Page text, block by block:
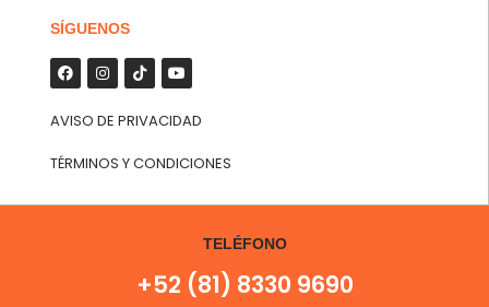
SÍGUENOS
AVISO DE PRIVACIDAD
TÉRMINOS Y CONDICIONES
TELÉFONO
+52 (81) 8330 9690